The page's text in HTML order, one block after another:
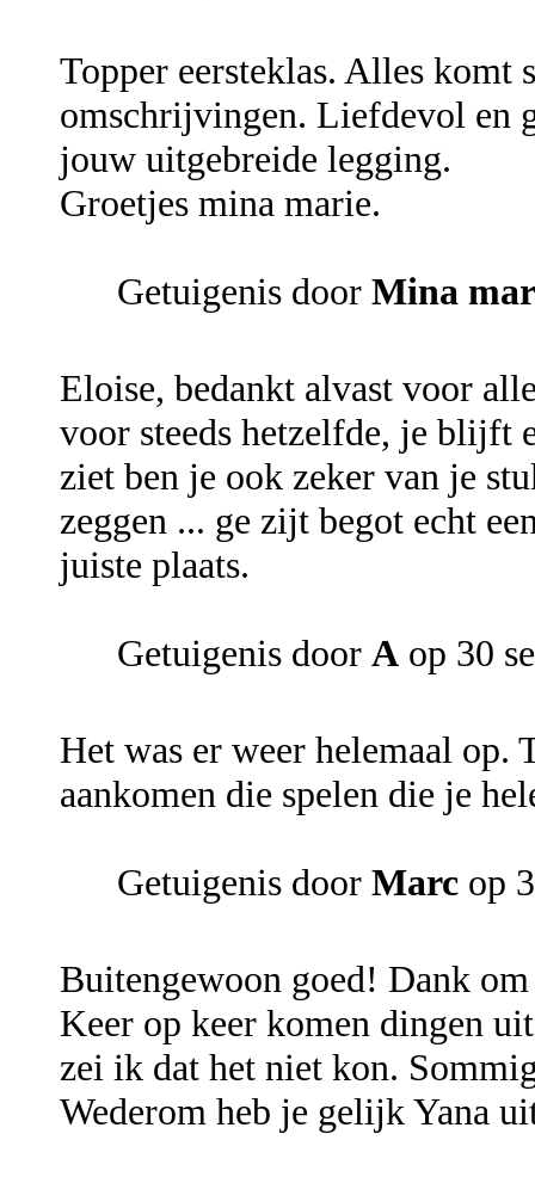
Topper eersteklas. Alles komt
omschrijvingen. Liefdevol en
jouw uitgebreide legging.
Groetjes mina marie.
Getuigenis door Mina
Eloise, bedankt alvast voor
voor steeds hetzelfde, je blijft
ziet ben je ook zeker van je
zeggen ... ge zijt begot echt
juiste plaats.
Getuigenis door A op 30
Het was er weer helemaal op.
aankomen die spelen die je
Getuigenis door Marc op
Buitengewoon goed! Dank
Keer op keer komen dingen
zei ik dat het niet kon.
Wederom heb je gelijk Yana